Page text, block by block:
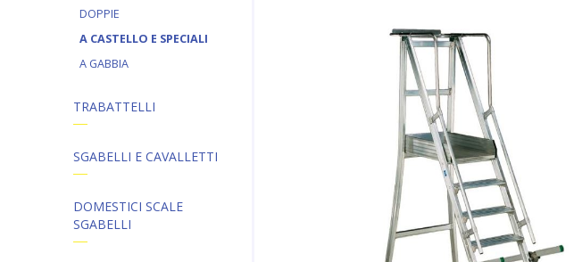
DOPPIE
A CASTELLO E SPECIALI
A GABBIA
TRABATTELLI
SGABELLI E CAVALLETTI
DOMESTICI SCALE
SGABELLI